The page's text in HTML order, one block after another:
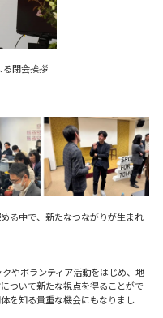
る閉会挨拶
る中で、新たなつながりが生まれ
やボランティア活動をはじめ、地
ついて新たな視点を得ることがで
を知る貴重な機会にもなりまし